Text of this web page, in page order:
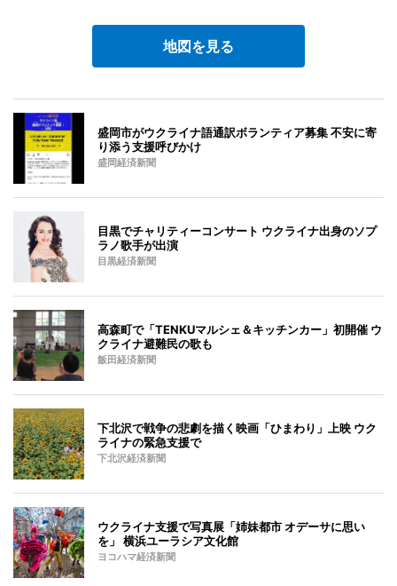
地図を見る
盛岡市がウクライナ語通訳ボランティア募集 不安に寄
り添う支援呼びかけ
盛岡経済新聞
目黒でチャリティーコンサート ウクライナ出身のソプ
ラノ歌手が出演
目黒経済新聞
高森町で「TENKUマルシェ＆キッチンカー」初開催 ウ
クライナ避難民の歌も
飯田経済新聞
下北沢で戦争の悲劇を描く映画「ひまわり」上映 ウク
ライナの緊急支援で
下北沢経済新聞
ウクライナ支援で写真展「姉妹都市 オデーサに思い
を」 横浜ユーラシア文化館
ヨコハマ経済新聞